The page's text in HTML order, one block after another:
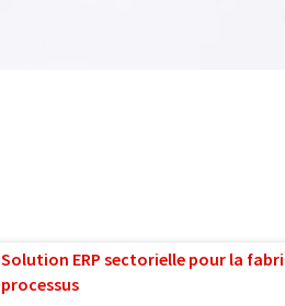
Solution ERP sectorielle pour la
processus